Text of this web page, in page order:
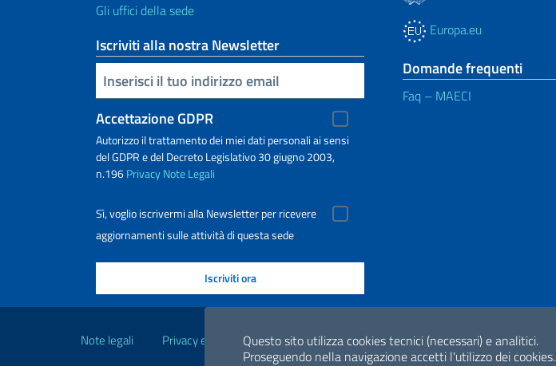
Questo sito utilizza cookies tecnici (necessari) e analitici.
Proseguendo nella navigazione accetti l'utilizzo dei cookies.
Gli uffici della sede
Iscriviti alla nostra Newsletter
Inserisci la tua email
Accettazione GDPR
Autorizzo il trattamento dei miei dati personali ai sensi
del GDPR e del Decreto Legislativo 30 giugno 2003,
n.196PrivacyNote Legali
Sì, voglio iscrivermi alla Newsletter per ricevere
aggiornamenti sulle attività di questa sede
Europa.eu
Domande frequenti
Faq – MAECI
Note legali Privacy e cookie policy Dichiarazione di accessibilità